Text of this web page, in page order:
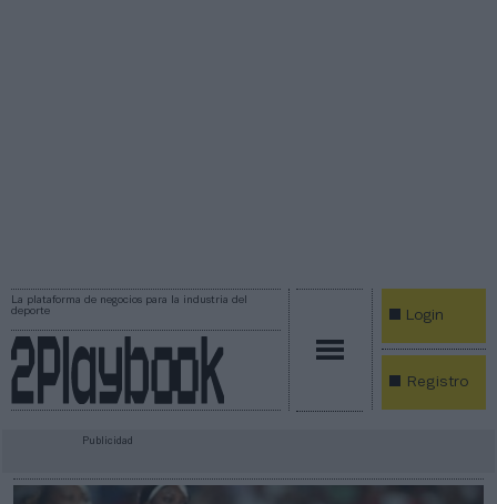
La plataforma de negocios para la industria del
deporte
Login
Registro
Publicidad